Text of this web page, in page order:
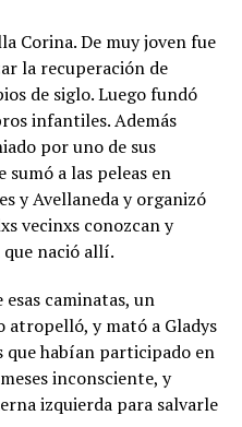
Corina. De muy joven fue
la recuperación de
de siglo. Luego fundó
infantiles. Además
por uno de sus
a las peleas en
y Avellaneda y organizó
vecinxs conozcan y
nació allí.
caminatas, un
y mató a Gladys
que habían participado en
inconsciente, y
izquierda para salvarle